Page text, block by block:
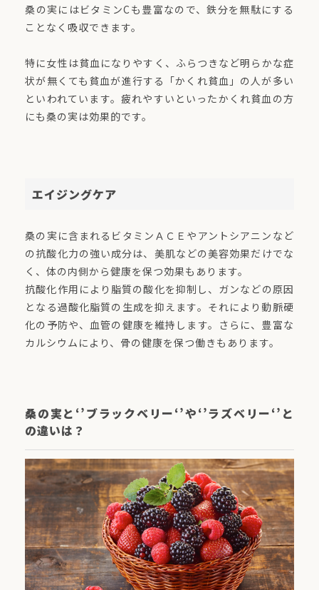
桑の実にはビタミンCも豊富なので、鉄分を無駄にする
ことなく吸収できます。
特に女性は貧血になりやすく、ふらつきなど明らかな症
状が無くても貧血が進行する「かくれ貧血」の人が多い
といわれています。疲れやすいといったかくれ貧血の方
にも桑の実は効果的です。
エイジングケア
桑の実に含まれるビタミンＡＣＥやアントシアニンなど
の抗酸化力の強い成分は、美肌などの美容効果だけでな
く、体の内側から健康を保つ効果もあります。
抗酸化作用により脂質の酸化を抑制し、ガンなどの原因
となる過酸化脂質の生成を抑えます。それにより動脈硬
化の予防や、血管の健康を維持します。さらに、豊富な
カルシウムにより、骨の健康を保つ働きもあります。
桑の実と‘’ブラックベリー‘’や‘’ラズベリー‘’と
の違いは？